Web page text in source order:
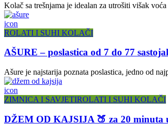
Kolač sa trešnjama je idealan za utrošiti višak
icon
ROLATI I SUHI KOLAČI
AŠURE – poslastica od 7 do 77
Ašure je najstarija poznata poslastica, jedno od
icon
ZIMNICA I SAVJETIROLATI I SUHI KOLAČI
DŽEM OD KAJSIJA 🍑 za 20 minuta